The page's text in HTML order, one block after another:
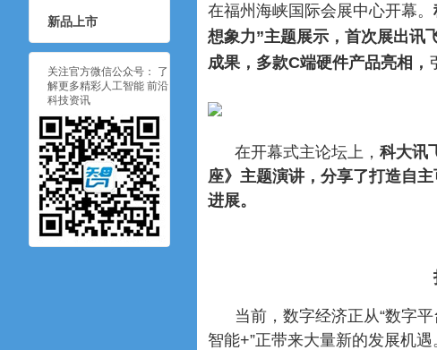
在福州海峡国际会展中心开幕。
想象力”主题展示，首次展出讯
成果，多款C端硬件产品亮相，
在开幕式主论坛上， 科大讯
座》主题演讲，分享了打造自
进展。
当前，数字经济正从“数字
智能+”正带来大量新的发展机遇
新品上市
关注官方微信公众号： 了
解更多精彩人工智能 前沿
科技资讯